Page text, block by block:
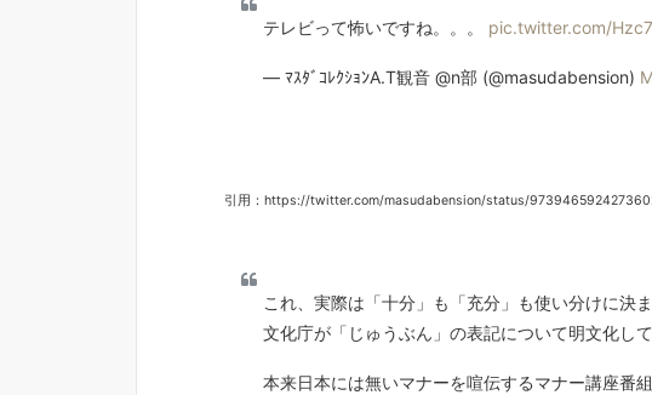
テレビって怖いですね。。。 pic.twitter.com/
— ﾏｽﾀﾞｺﾚｸｼｮﾝA.T観音 @n部 (@masudabension)
引用：https://twitter.com/masudabension/status/
これ、実際は「十分」も「充分」も使い分けに決
文化庁が「じゅうぶん」の表記について明文化し
本来日本には無いマナーを喧伝するマナー講座番